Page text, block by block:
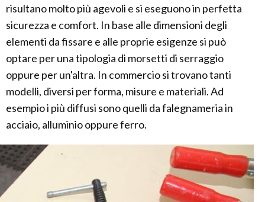
risultano molto più agevoli e si eseguono in perfetta
sicurezza e comfort. In base alle dimensioni degli
elementi da fissare e alle proprie esigenze si può
optare per una tipologia di morsetti di serraggio
oppure per un'altra. In commercio si trovano tanti
modelli, diversi per forma, misure e materiali. Ad
esempio i più diffusi sono quelli da falegnameria in
acciaio, alluminio oppure ferro.